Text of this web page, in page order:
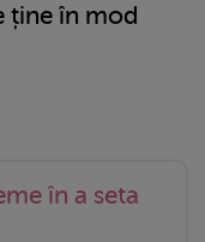
ține în mod
în a seta